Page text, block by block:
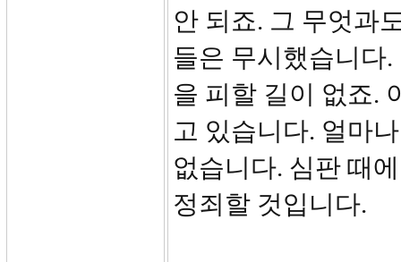
안 되죠. 그 무엇과
들은 무시했습니다
을 피할 길이 없죠.
고 있습니다. 얼마
없습니다. 심판 때
정죄할 것입니다.